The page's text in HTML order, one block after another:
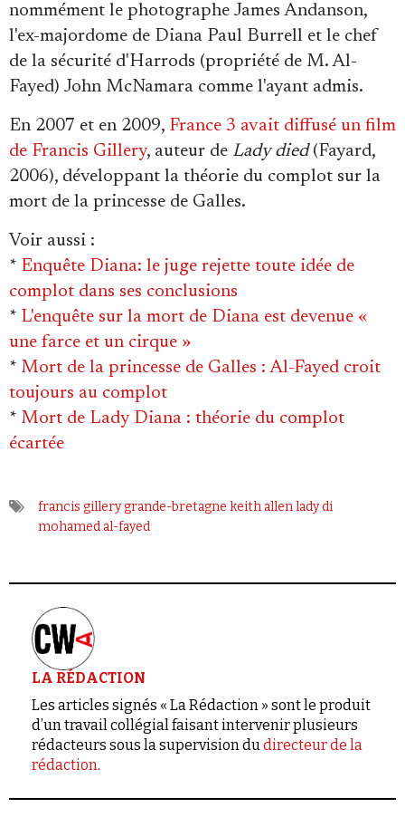
nommément le photographe James Andanson,
l'ex-majordome de Diana Paul Burrell et le chef
de la sécurité d'Harrods (propriété de M. Al-
Fayed) John McNamara comme l'ayant admis.
En 2007 et en 2009, France 3 avait diffusé un film
de Francis Gillery, auteur de Lady died(Fayard,
2006), développant la théorie du complot sur la
mort de la princesse de Galles.
Voir aussi :
* Enquête Diana: le juge rejette toute idée de
complot dans ses conclusions
* L'enquête sur la mort de Diana est devenue «
une farce et un cirque »
* Mort de la princesse de Galles : Al-Fayed croit
toujours au complot
* Mort de Lady Diana : théorie du complot
écartée
francis gillerygrande-bretagne keith allen lady di
mohamed al-fayed
LA RÉDACTION
Les articles signés « La Rédaction » sont le produit
d’un travail collégial faisant intervenir plusieurs
rédacteurs sous la supervision dudirecteur de la
rédaction.